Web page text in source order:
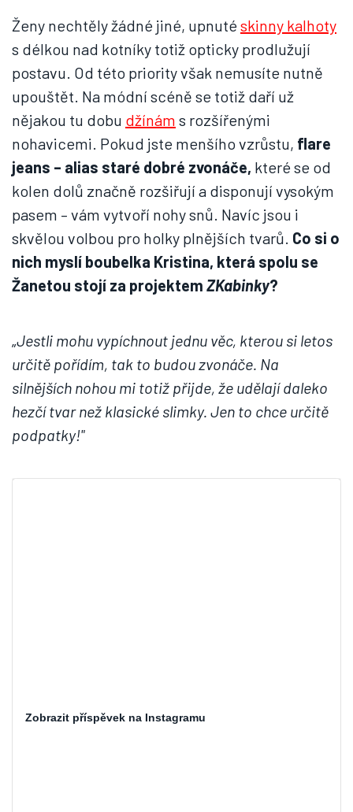
Ženy nechtěly žádné jiné, upnutéskinny kalhoty
s délkou nad kotníky totiž opticky prodlužují
postavu. Od této priority však nemusíte nutně
upouštět. Na módní scéně se totiž daří už
nějakou tu dobu džínám s rozšířenými
nohavicemi. Pokud jste menšího vzrůstu, flare
jeans – alias staré dobré zvonáče, které se od
kolen dolů značně rozšiřují a disponují vysokým
pasem – vám vytvoří nohy snů. Navíc jsou i
skvělou volbou pro holky plnějších tvarů. Co si o
nich myslí boubelka Kristina, která spolu se
Žanetou stojí za projektem ZKabinky?
„Jestli mohu vypíchnout jednu věc, kterou si letos
určitě pořídím, tak to budou zvonáče. Na
silnějších nohou mi totiž přijde, že udělají daleko
hezčí tvar než klasické slimky. Jen to chce určitě
podpatky!"
Zobrazit příspěvek na Instagramu